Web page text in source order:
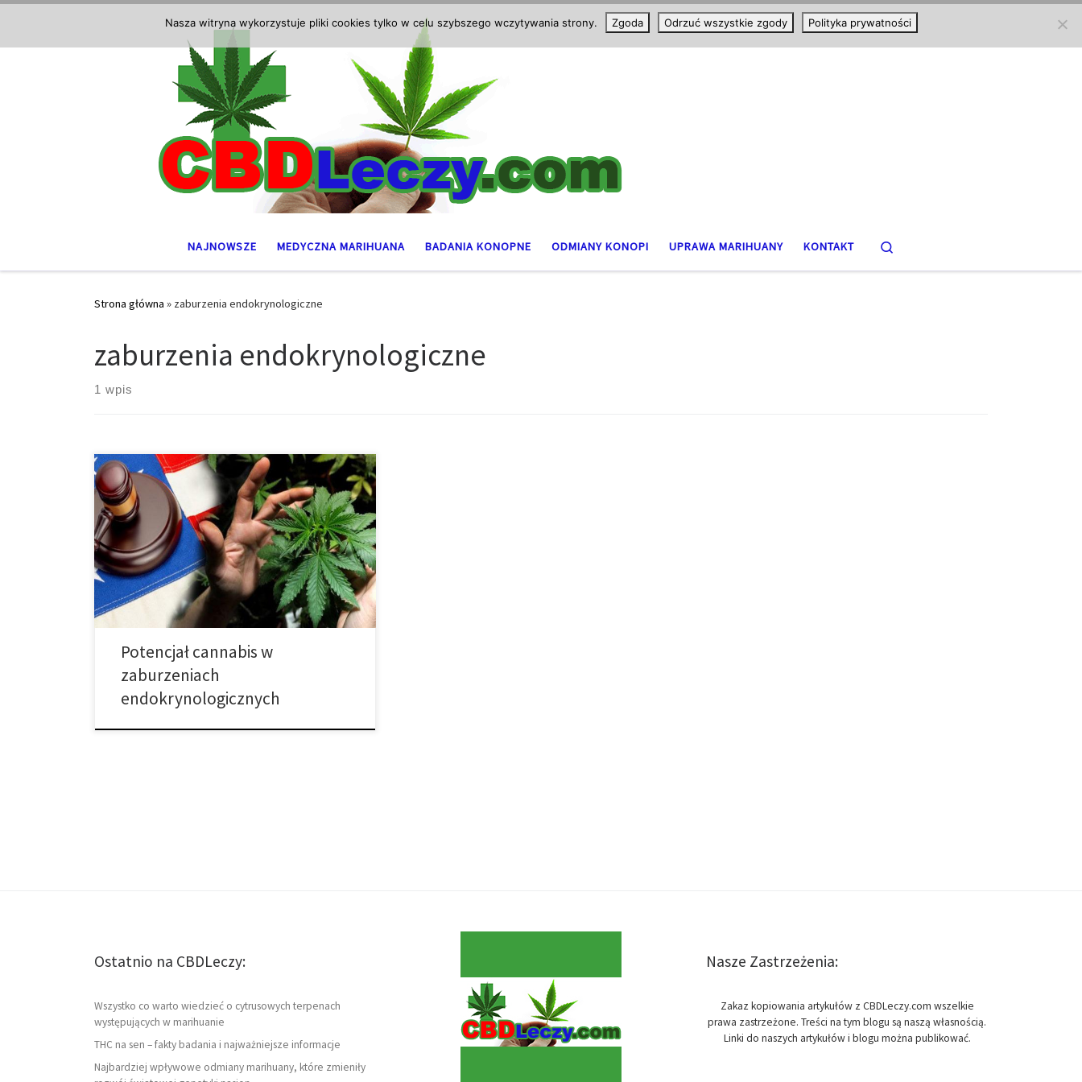
NAJNOWSZE MEDYCZNA MARIHUANA BADANIA KONOPNE ODMIANY KONOPI UPRAWA MARIHUANY KONTAKT
Strona główna » zaburzenia endokrynologiczne
zaburzenia endokrynologiczne
1 wpis
Kannabinoidy wpływają na organizm głównie
poprzez układ endokannabinoidowy. Stwierdzono,
że układ ten reguluje inne układy w organizmie, a
receptory endokannabinoidowe zlokalizowane są w
układzie hormonalnym. W ostatnich latach cannabis
zyskało ogromną uwagę pod kątem potencjału
leczniczego. Stwierdzono, że kannabinoidy takie jak
THC i CBD wykazują między innymi imponujące
działanie przeciwnowotworowe, […]
Potencjał cannabis w
zaburzeniach
endokrynologicznych
Ostatnio na CBDLeczy:
Wszystko co warto wiedzieć o cytrusowych terpenach
występujących w marihuanie
THC na sen – fakty badania i najważniejsze informacje
Najbardziej wpływowe odmiany marihuany, które zmieniły
Nasze Zastrzeżenia:
Zakaz kopiowania artykułów z CBDLeczy.com wszelkie
prawa zastrzeżone. Treści na tym blogu są naszą własnością.
Linki do naszych artykułów i blogu można publikować.
Nasza witryna wykorzystuje pliki cookies tylko w celu szybszego wczytywania strony. Zgoda Odrzuć wszystkie zgody Polityka prywatności